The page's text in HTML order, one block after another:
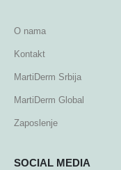
O nama
Kontakt
MartiDerm Srbija
MartiDerm Global
Zaposlenje
SOCIAL MEDIA